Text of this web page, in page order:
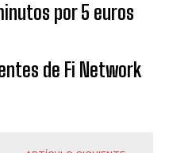
por 5 euros
de Fi Network